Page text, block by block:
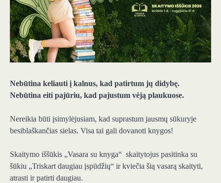
Nebūtina keliauti į kalnus, kad patirtum jų didybę.
Nebūtina eiti pajūriu, kad pajustum vėją plaukuose.
Nereikia būti įsimylėjusiam, kad suprastum jausmų sūkuryje
besiblaškančias sielas. Visa tai gali dovanoti knygos!
Skaitymo iššūkis „Vasara su knyga“ skaitytojus pasitinka su
šūkiu „Triskart daugiau įspūdžių“ ir kviečia šią vasarą skaityti,
atrasti ir patirti daugiau.